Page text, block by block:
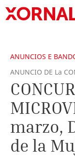
ANUNCIOS E
ANUNCIO DE La
marzo,
de la